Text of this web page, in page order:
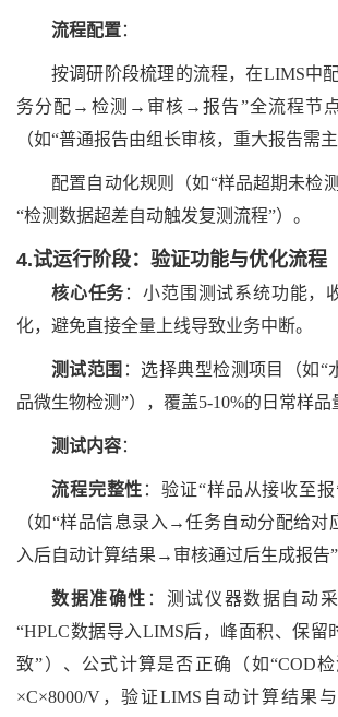
流程配置：
按调研阶段梳理的流程，在LIMS中
务分配→检测→审核→报告”全流程节
（如“普通报告由组长审核，重大报告需主
配置自动化规则（如“样品超期未检
“检测数据超差自动触发复测流程”）。
4.试运行阶段：验证功能与优化流程
核心任务 ：小范围测试系统功能，
化，避免直接全量上线导致业务中断。
测试范围 ：选择典型检测项目（如“
品微生物检测”），覆盖5-10%的日常样品
测试内容：
流程完整性 ：验证“样品从接收至
（如“样品信息录入→任务自动分配给
入后自动计算结果→审核通过后生成报告”
数据准确性 ：测试仪器数据自动
“HPLC数据导入LIMS后，峰面积、保留
致”）、公式计算是否正确（如“COD检
×C×8000/V，验证LIMS自动计算结果